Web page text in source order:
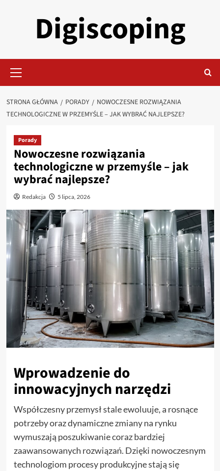
Digiscoping
główne
STRONA GŁÓWNA PORADY
NOWOCZESNE ROZWIĄZANIA
TECHNOLOGICZNE W PRZEMYŚLE – JAK WYBRAĆ NAJLEPSZE?
Porady
Nowoczesne rozwiązania
technologiczne w przemyśle – jak
wybrać najlepsze?
Redakcja 5 lipca, 2026
Wprowadzenie do
innowacyjnych narzędzi
Współczesny przemysł stale ewoluuje, a rosnące
potrzeby oraz dynamiczne zmiany na rynku
wymuszają poszukiwanie coraz bardziej
zaawansowanych rozwiązań. Dzięki nowoczesnym
technologiom procesy produkcyjne stają się